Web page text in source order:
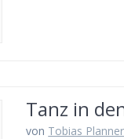
Tanz in
von Tobias Planner